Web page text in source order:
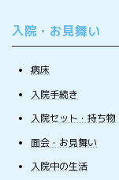
入院・お見舞い
病床
入院手続き
入院セット・持ち物
面会・お見舞い
入院中の生活